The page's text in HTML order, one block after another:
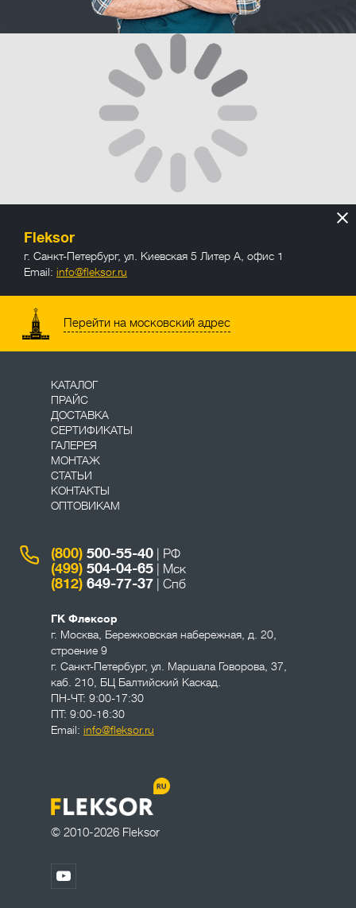
Fleksor
г. Санкт-Петербург, ул. Киевская 5 Литер А, офис 1
Email: info@fleksor.ru
Перейти на московский адрес
info@fleksor.ru
© 2010-2026 Fleksor
КАТАЛОГ
ПРАЙС
ДОСТАВКА
СЕРТИФИКАТЫ
ГАЛЕРЕЯ
МОНТАЖ
СТАТЬИ
КОНТАКТЫ
ОПТОВИКАМ
(800) 500-55-40 | РФ
(499) 504-04-65 | Мск
(812) 649-77-37 | Спб
ГК Флексор
г. Москва, Бережковская набережная, д. 20,
строение 9
г. Санкт-Петербург, ул. Маршала Говорова, 37,
каб. 210, БЦ Балтийский Каскад.
ПН-ЧТ: 9:00-17:30
ПТ: 9:00-16:30
Email: info@fleksor.ru